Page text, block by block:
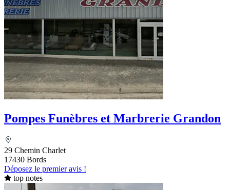
Pompes Funèbres et Marbrerie Grandon
29 Chemin Charlet
17430 Bords
Déposez le premier avis !
top notes